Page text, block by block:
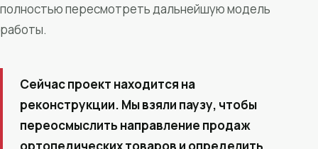
полностью пересмотреть дальнейшую модель
работы.
Сейчас проект находится на
реконструкции. Мы взяли паузу, чтобы
переосмыслить направление продаж